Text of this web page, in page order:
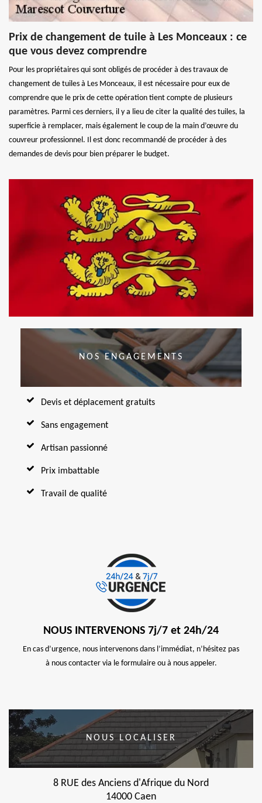
Prix de changement de tuile à Les Monceaux : ce
que vous devez comprendre
Pour les propriétaires qui sont obligés de procéder à des travaux de
changement de tuiles à Les Monceaux, il est nécessaire pour eux de
comprendre que le prix de cette opération tient compte de plusieurs
paramètres. Parmi ces derniers, il y a lieu de citer la qualité des tuiles, la
superficie à remplacer, mais également le coup de la main d’œuvre du
couvreur professionnel. Il est donc recommandé de procéder à des
demandes de devis pour bien préparer le budget.
NOS ENGAGEMENTS
Devis et déplacement gratuits
Sans engagement
Artisan passionné
Prix imbattable
Travail de qualité
NOUS INTERVENONS 7j/7 et 24h/24
En cas d’urgence, nous intervenons dans l’immédiat, n’hésitez pas
à nous contacter via le formulaire ou à nous appeler.
NOUS LOCALISER
8 RUE des Anciens d'Afrique du Nord
14000 Caen